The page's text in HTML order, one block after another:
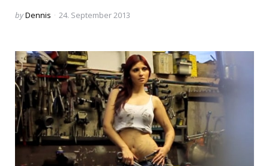
Posted
byDennis 24. September 2013